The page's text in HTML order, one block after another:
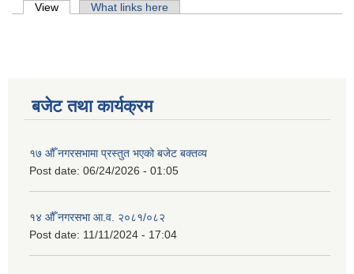
Primary tabs
View (active tab)What links here
बजेट तथा कार्यक्रम
१७ औँ नगरसभामा प्रस्तुत भएको बजेट बक्तव्य
Post date: 06/24/2026 - 01:05
१४ औँ नगरसभा आ.व. २०८१/०८२
Post date: 11/11/2024 - 17:04